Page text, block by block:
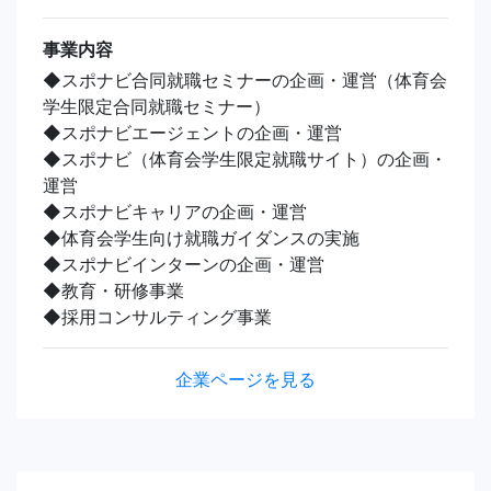
事業内容
◆スポナビ合同就職セミナーの企画・運営（体育会
学生限定合同就職セミナー）
◆スポナビエージェントの企画・運営
◆スポナビ（体育会学生限定就職サイト）の企画・
運営
◆スポナビキャリアの企画・運営
◆体育会学生向け就職ガイダンスの実施
◆スポナビインターンの企画・運営
◆教育・研修事業
◆採用コンサルティング事業
企業ページを見る